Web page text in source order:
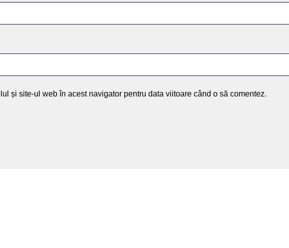
și site-ul web în acest navigator pentru data viitoare când o să comentez.